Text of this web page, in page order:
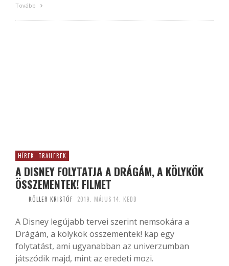
Tovább
HÍREK, TRAILEREK
A DISNEY FOLYTATJA A DRÁGÁM, A KÖLYKÖK
ÖSSZEMENTEK! FILMET
KÖLLER KRISTÓF 2019. MÁJUS 14. KEDD
A Disney legújabb tervei szerint nemsokára a
Drágám, a kölykök összementek! kap egy
folytatást, ami ugyanabban az univerzumban
játszódik majd, mint az eredeti mozi.